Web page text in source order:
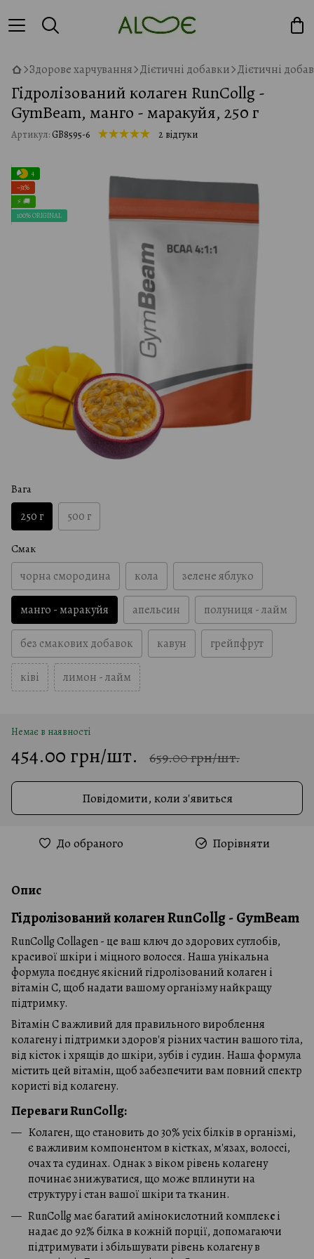
Здорове харчування Дієтичні добавки Дієтичні
Гідролізований колаген RunCollg -
GymBeam, манго - маракуйя, 250 г
Артикул: GB8595-6 2 відгуки
4
−31%
⚡ 🚚
100% ORIGINAL
Вага
250 г 500 г
Смак
чорна смородина кола зелене яблуко
манго - маракуйя апельсин полуниця - лайм
без смакових добавок кавун грейпфрут
ківі лимон - лайм
Немає в наявності
454.00 грн/шт. 659.00 грн/шт.
Повідомити, коли з'явиться
До обраного Порівняти
Опис
Гідролізований колаген RunCollg - GymBeam
RunCollg Collagen - це ваш ключ до здорових суглобів,
красивої шкіри і міцного волосся. Наша унікальна
формула поєднує якісний гідролізований колаген і
вітамін С, щоб надати вашому організму найкращу
підтримку.
Вітамін С важливий для правильного вироблення
колагену і підтримки здоров'я різних частин вашого тіла,
від кісток і хрящів до шкіри, зубів і судин. Наша формула
містить цей вітамін, щоб забезпечити вам повний спектр
користі від колагену.
Переваги RunCollg:
Колаген, що становить до 30% усіх білків в організмі,
є важливим компонентом в кістках, м'язах, волоссі,
очах та судинах. Однак з віком рівень колагену
починає знижуватися, що може вплинути на
структуру і стан вашої шкіри та тканин.
RunCollg має багатий амінокислотний комплексі
надає до 92% білка в кожній порції, допомагаючи
підтримувати і збільшувати рівень колагену в